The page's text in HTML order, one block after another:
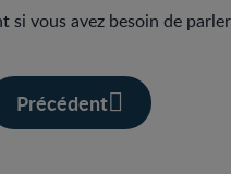
si vous avez besoin de
Précédent